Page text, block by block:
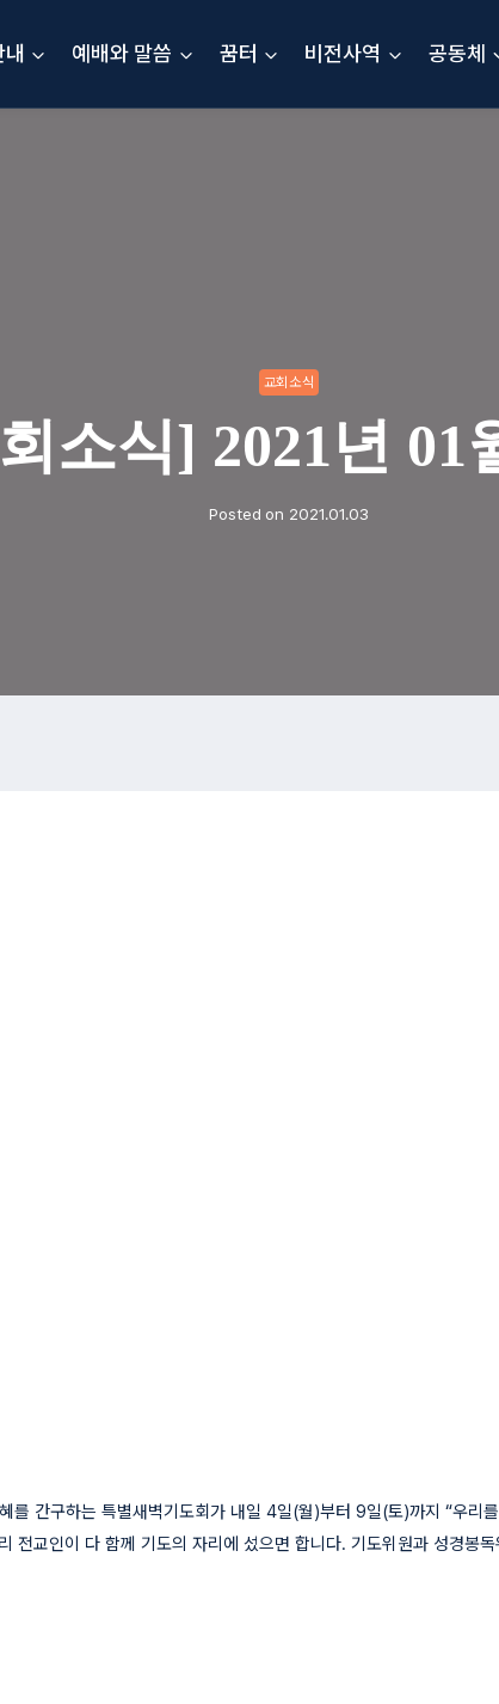
예배와 말씀 꿈터 비전사역 공동체
교회소식
소식] 2021년 01
Posted on 2021.01.03
를 간구하는 특별새벽기도회가 내일 4일(월)부터 9일(토)까지 “우
전교인이 다 함께 기도의 자리에 섰으면 합니다. 기도위원과 성경봉